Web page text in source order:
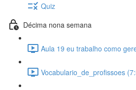
Quiz
Décima nona semana
Aula 19 eu trabalho como
Vocabulario_de_profissoes